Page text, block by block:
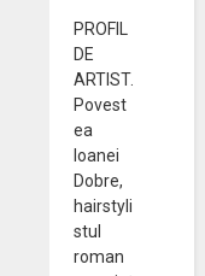
PROFIL
DE
ARTIST.
Povest
ea
Ioanei
Dobre,
hairstyli
stul
roman